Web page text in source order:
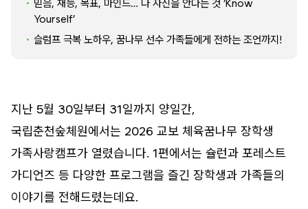
믿음, 재능, 목표, 마인드… 나 자신을 안다는 것 ‘Know
Yourself’
슬럼프 극복 노하우, 꿈나무 선수 가족들에게 전하는 조언까지!
지난 5월 30일부터 31일까지 양일간,
국립춘천숲체원에서는 2026 교보 체육꿈나무 장학생
가족사랑캠프가 열렸습니다. 1편에서는 슐런과 포레스트
가디언즈 등 다양한 프로그램을 즐긴 장학생과 가족들의
이야기를 전해드렸는데요.